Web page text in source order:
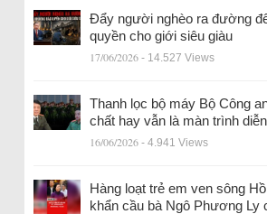
Đẩy người nghèo ra đường
quyền cho giới siêu giàu
17/06/2026 - 14.527 Views
Thanh lọc bộ máy Bộ Công
chất hay vẫn là màn trình
16/06/2026 - 4.941 Views
Hàng loạt trẻ em ven sông
khẩn cầu bà Ngô Phương Ly